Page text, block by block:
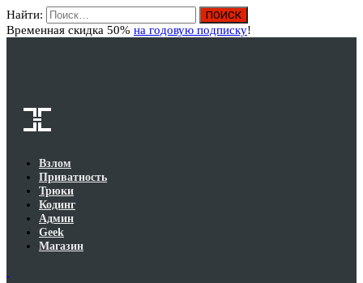
Найти:
Временная скидка 50% на годовую подписку!
Взлом
Приватность
Трюки
Кодинг
Админ
Geek
Магазин